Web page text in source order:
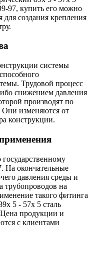
97, купить его можно
для создания крепления
системы
Трудовой процесс
снижением давления
производят по
Они изменяются от
конструкции.
государственному
На окончательные
давления среды и
трубопроводов на
такого фитинга
5 - 57х 5 сталь
продукции и
с клиентами